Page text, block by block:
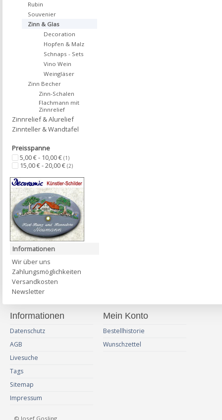
Rubin
Souvenier
Zinn & Glas
Decoration
Hopfen & Malz
Schnaps - Sets
Vino Wein
Weingläser
Zinn Becher
Zinn-Schalen
Flachmann mit
Zinnrelief
Zinnrelief & Alurelief
Zinnteller & Wandtafel
Preisspanne
5,00 € - 10,00 € (1)
15,00 € - 20,00 € (2)
Informationen
Wir über uns
Zahlungsmöglichkeiten
Versandkosten
Newsletter
Informationen
Datenschutz
AGB
Livesuche
Tags
Sitemap
Impressum
Mein Konto
Bestellhistorie
Wunschzettel
© Josef Gosling